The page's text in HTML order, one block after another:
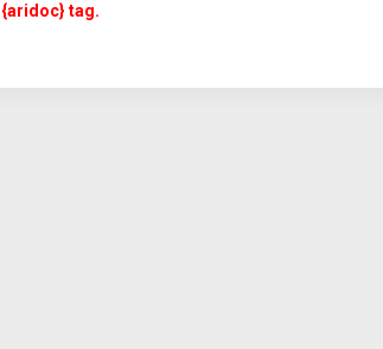
{aridoc} tag.